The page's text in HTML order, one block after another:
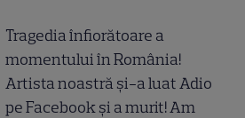
Tragedia înfiorătoare a
momentului în România!
Artista noastră și-a luat Adio
pe Facebook și a murit! Am